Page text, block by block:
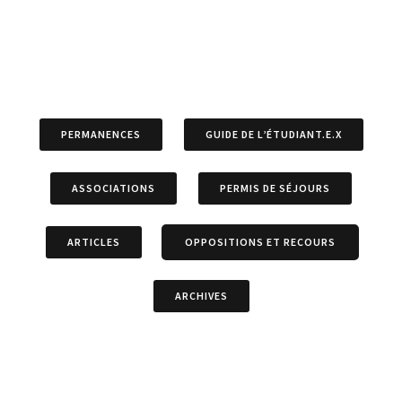
PERMANENCES GUIDE DE L’ÉTUDIANT.E.X
ASSOCIATIONS PERMIS DE SÉJOURS
ARTICLES OPPOSITIONS ET RECOURS
ARCHIVES